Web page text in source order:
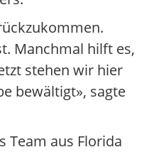
Manchmal hilft es,
stehen wir hier
bewältigt», sagte
Team aus Florida